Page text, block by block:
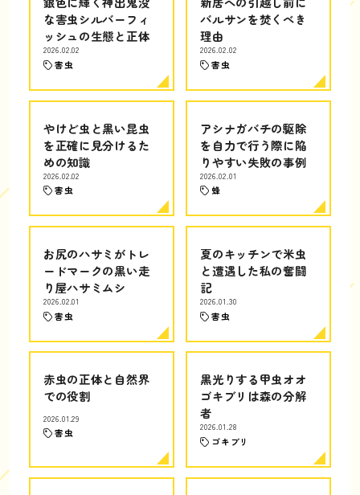
な害虫シルバーフィ
ッシュの生態と正体
2026.02.02
害虫
バルサンを焚くべき
理由
2026.02.02
害虫
やけど虫と黒い昆虫
を正確に見分けるた
めの知識
2026.02.02
害虫
アシナガバチの駆除
を自力で行う際に陥
りやすい失敗の事例
2026.02.01
蜂
お尻のハサミがトレ
ードマークの黒い走
り屋ハサミムシ
2026.02.01
害虫
夏のキッチンで米虫
と遭遇した私の奮闘
記
2026.01.30
害虫
赤虫の正体と自然界
での役割
2026.01.29
害虫
黒光りする甲虫オオ
ゴキブリは森の分解
者
2026.01.28
ゴキブリ